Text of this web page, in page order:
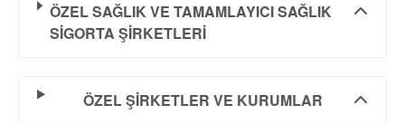
ÖZEL SAĞLIK VE TAMAMLAYICI SAĞLIK
SİGORTA ŞİRKETLERİ
ÖZEL ŞİRKETLER VE KURUMLAR